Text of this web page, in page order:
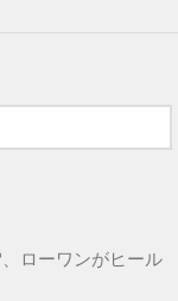
ローワンがヒール